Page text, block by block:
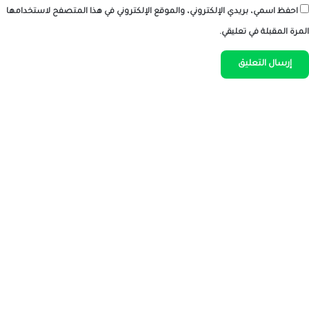
احفظ اسمي، بريدي الإلكتروني، والموقع الإلكتروني في هذا المتصفح لاستخدامها
المرة المقبلة في تعليقي.